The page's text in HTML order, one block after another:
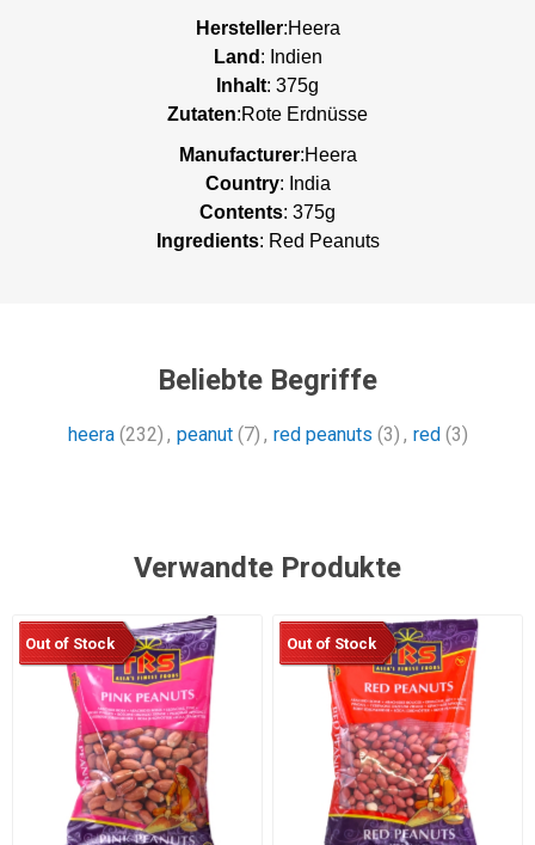
Hersteller:Heera
Land : Indien
Inhalt: 375g
Zutaten:Rote Erdnüsse
Manufacturer:Heera
Country: India
Contents: 375g
Ingredients: Red Peanuts
Beliebte Begriffe
heera (232) , peanut (7) , red peanuts (3) , red (3)
Verwandte Produkte
Out of Stock Out of Stock